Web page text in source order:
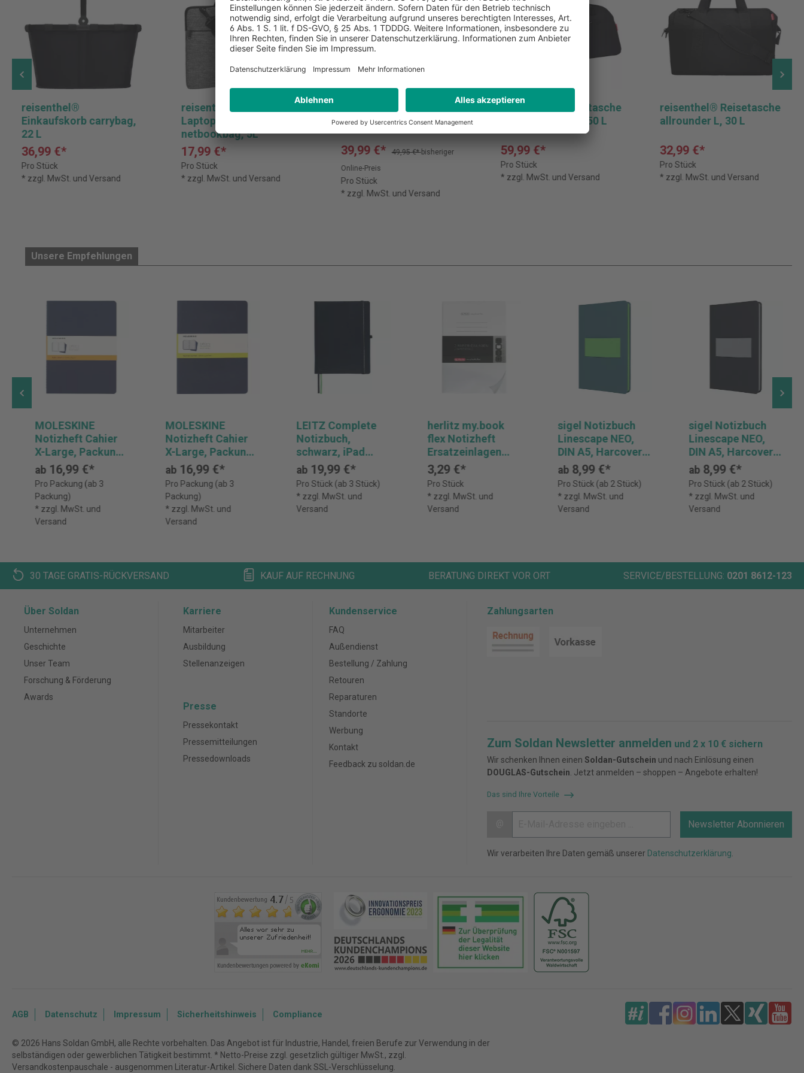
reisenthel®
Einkaufskorb carrybag,
22 L
36,99 €*
Pro Stück
* zzgl. MwSt. und Versand
reisenthel®
Laptoptasche
netbookbag, 5L
17,99 €*
Pro Stück
* zzgl. MwSt. und Versand
reisenthel® Rucksack
urban rolltop, 16 L
39,99 €* 49,95 €*bisheriger
Online-Preis
Pro Stück
* zzgl. MwSt. und Versand
reisenthel® Reisetasche
overnighter plus, 50 L
59,99 €*
Pro Stück
* zzgl. MwSt. und Versand
reisenthel® Reisetasche
allrounder L, 30 L
32,99 €*
Pro Stück
* zzgl. MwSt. und Versand
Unsere Empfehlungen
MOLESKINE
Notizheft Cahier
X-Large, Packung:
3 Stück
ab16,99 €*
Pro Packung (ab 3
Packung)
* zzgl. MwSt. und
Versand
MOLESKINE
Notizheft Cahier
X-Large, Packung:
3 Stück
ab 16,99 €*
Pro Packung (ab 3
Packung)
* zzgl. MwSt. und
Versand
LEITZ Complete
Notizbuch,
schwarz, iPad
Größe, kariert, 80
Blatt
ab 19,99 €*
Pro Stück (ab 3 Stück)
* zzgl. MwSt. und
Versand
herlitz my.book
flex Notizheft
Ersatzeinlagen
DIN A4, weiß,
dotted/punktiert
3,29 €*
Pro Stück
* zzgl. MwSt. und
Versand
sigel Notizbuch
Linescape NEO,
DIN A5, Harcover,
kariert
ab 8,99 €*
Pro Stück (ab 2 Stück)
* zzgl. MwSt. und
Versand
sigel Notizbuch
Linescape NEO,
DIN A5, Harcover,
kariert
ab 8,99 €*
Pro Stück (ab 2 Stück)
* zzgl. MwSt. und
Versand
30 TAGE GRATIS-RÜCKVERSAND KAUF AUF RECHNUNG BERATUNG DIREKT VOR ORT SERVICE/BESTELLUNG: 0201 8612-123
Über Soldan
Unternehmen
Geschichte
Unser Team
Forschung & Förderung
Awards
Karriere
Mitarbeiter
Ausbildung
Stellenanzeigen
Presse
Pressekontakt
Pressemitteilungen
Pressedownloads
Kundenservice
FAQ
Außendienst
Bestellung / Zahlung
Retouren
Reparaturen
Standorte
Werbung
Kontakt
Feedback zu soldan.de
Zahlungsarten
Zum Soldan Newsletter anmelden und 2 x 10 € sichern
Wir schenken Ihnen einen Soldan-Gutschein und nach Einlösung einen
DOUGLAS-Gutschein . Jetzt anmelden – shoppen – Angebote erhalten!
Das sind Ihre Vorteile
Newsletter Abonnieren
Wir verarbeiten Ihre Daten gemäß unserer Datenschutzerklärung
AGB Datenschutz Impressum Sicherheitshinweis Compliance
© 2026 Hans Soldan GmbH, alle Rechte vorbehalten. Das Angebot ist für Industrie, Handel, freien Berufe zur Verwendung in der
selbständigen oder gewerblichen Tätigkeit bestimmt. * Netto-Preise zzgl. gesetzlich gültiger MwSt., zzgl.
Versandkostenpauschale - ausgenommen Literatur-Artikel. Sichere Daten dank SSL-Verschlüsselung.